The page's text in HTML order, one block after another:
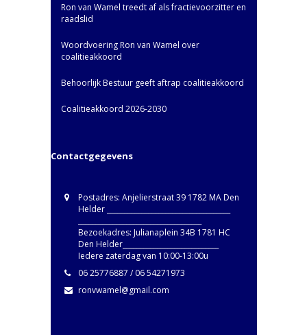
Ron van Wamel treedt af als fractievoorzitter en
raadslid
Woordvoering Ron van Wamel over
coalitieakkoord
Behoorlijk Bestuur geeft aftrap coalitieakkoord
Coalitieakkoord 2026-2030
Contactgegevens
Postadres: Anjelierstraat 39 1782 MA Den
Helder ____________________________________
Bezoekadres: Julianaplein 34B 1781 HC
Den Helder____________________________
Iedere zaterdag van 10:00-13:00u
06 25776887 / 06 54271973
ronvwamel@gmail.com